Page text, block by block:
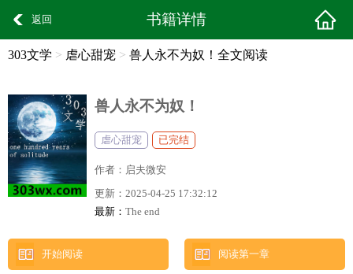
返回 书籍详情
303文学 > 虐心甜宠 > 兽人永不为奴！全文阅读
兽人永不为奴！
虐心甜宠 已完结
作者： 启夫微安
更新： 2025-04-25 17:32:12
最新： The end
开始阅读 阅读第一章